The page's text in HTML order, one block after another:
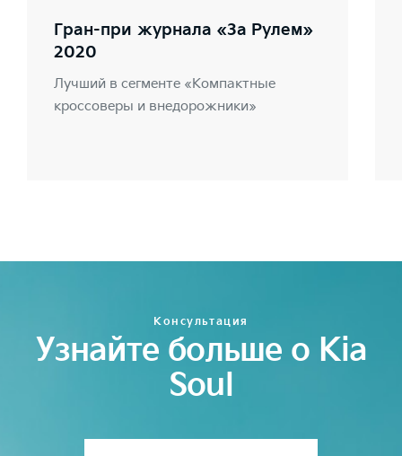
Гран-при журнала «За Рулем»
2020
Лучший в сегменте «Компактные
кроссоверы и внедорожники»
Консультация
Узнайте больше о Kia
Soul